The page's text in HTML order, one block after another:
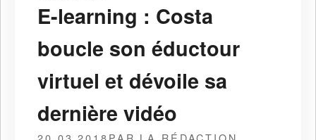
E-learning : Costa
boucle son éductour
virtuel et dévoile sa
dernière vidéo